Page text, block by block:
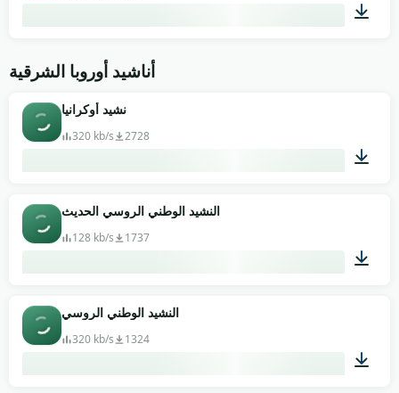
أناشيد أوروبا الشرقية
نشيد أوكرانيا
320 kb/s 2728
النشيد الوطني الروسي الحديث
128 kb/s 1737
النشيد الوطني الروسي
320 kb/s 1324